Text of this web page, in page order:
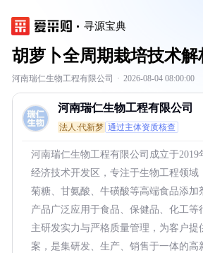
寻源宝典
胡萝卜全周期栽培技术解
河南瑞仁生物工程有限公司 · 2026-08-04 08:00:00
河南瑞仁生物工程有限公司
法人:代新梦 通过主体资质核查
河南瑞仁生物工程有限公司成立于2019
经济技术开发区，专注于生物工程领域
菊糖、甘氨酸、牛磺酸等高端食品添加
产品广泛应用于食品、保健品、化工等
主研发实力与严格质量管理，为客户提
案，是集研发、生产、销售于一体的高